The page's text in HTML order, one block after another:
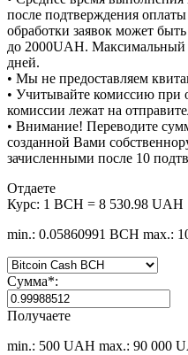
после подтверждения
обработки заявок может
до 2000UAH. Максимальный
дней.
• Мы не предоставляем
• Учитывайте комиссию при
комиссии лежат на
• Внимание! Переводите
созданной Вами
зачисленными после 10
Отдаете
Курс: 1 BCH = 8 530.98 UAH
min.: 0.05860991 BCH max.:
Сумма*:
Получаете
min.: 500 UAH max.: 90 000